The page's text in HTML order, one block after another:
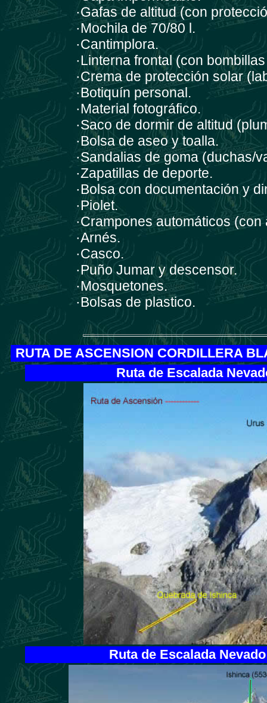
·Gafas de altitud (con
·Mochila de 70/80 l.
·Cantimplora.
·Linterna frontal (con
·Crema de protección solar
·Botiquín personal.
·Material fotográfico.
·Saco de dormir de altitud
·Bolsa de aseo y toalla.
·Sandalias de goma (duchas/
·Zapatillas de deporte.
·Bolsa con documentación y
·Piolet.
·Crampones automáticos
·Arnés.
·Casco.
·Puño Jumar y descensor.
·Mosquetones.
·Bolsas de plastico.
RUTA DE ASCENSION CORDILLERA
Ruta de Escalada
Ruta de Escalada